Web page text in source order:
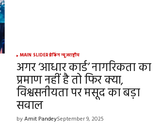
MAIN SLIDERब्रेकिंग न्यूज़राष्ट्रीय
अगर ‘आधार कार्ड’ नागरिकता का
प्रमाण नहीं है तो फिर क्या,
विश्वसनीयता पर मसूद का बड़ा
सवाल
byAmit PandeySeptember 9, 2025